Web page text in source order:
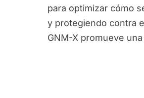
para optimizar cómo
y protegiendo contra
GNM-X promueve